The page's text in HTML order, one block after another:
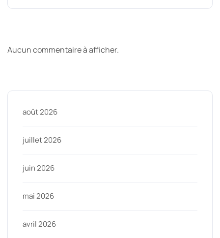
Aucun commentaire à afficher.
août 2026
juillet 2026
juin 2026
mai 2026
avril 2026